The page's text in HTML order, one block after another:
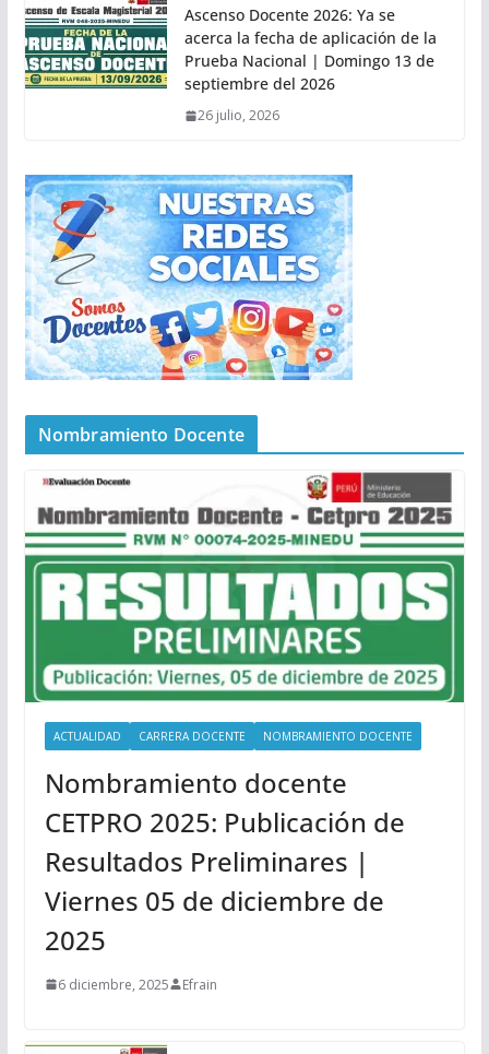
Ascenso Docente 2026: Ya se
acerca la fecha de aplicación de la
Prueba Nacional | Domingo 13 de
septiembre del 2026
26 julio, 2026
Nombramiento Docente
ACTUALIDAD CARRERA DOCENTE NOMBRAMIENTO DOCENTE
Nombramiento docente
CETPRO 2025: Publicación de
Resultados Preliminares |
Viernes 05 de diciembre de
2025
6 diciembre, 2025 Efrain